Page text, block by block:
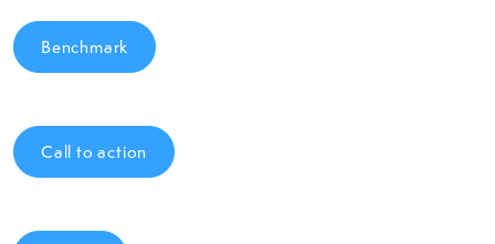
Benchmark
Call to action